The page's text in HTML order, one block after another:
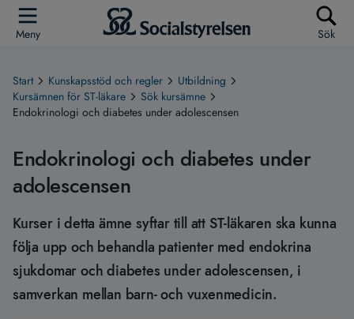
Meny Sök
Start Kunskapsstöd och regler
Utbildning
Kursämnen för ST-läkare
Sök kursämne
Endokrinologi och diabetes under adolescensen
Endokrinologi och diabetes under
adolescensen
Kurser i detta ämne syftar till att ST-läkaren ska kunna
följa upp och behandla patienter med endokrina
sjukdomar och diabetes under adolescensen, i
samverkan mellan barn- och vuxenmedicin.